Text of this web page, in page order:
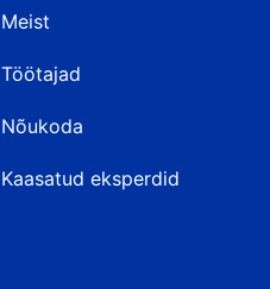
Meist
Töötajad
Nõukoda
Kaasatud eksperdid